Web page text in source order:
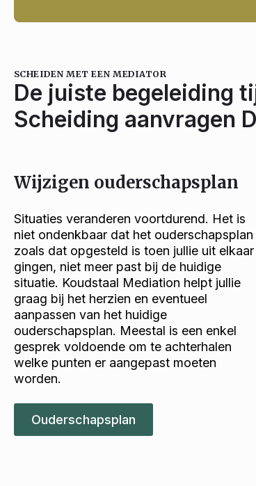
SCHEIDEN MET EEN MEDIATOR
De juiste begeleiding
Scheiding aanvragen
Wijzigen ouderschapsplan
Situaties veranderen voortdurend. Het is
niet ondenkbaar dat het ouderschapsplan
zoals dat opgesteld is toen jullie uit elkaar
gingen, niet meer past bij de huidige
situatie. Koudstaal Mediation helpt jullie
graag bij het herzien en eventueel
aanpassen van het huidige
ouderschapsplan. Meestal is een enkel
gesprek voldoende om te achterhalen
welke punten er aangepast moeten
worden.
Ouderschapsplan